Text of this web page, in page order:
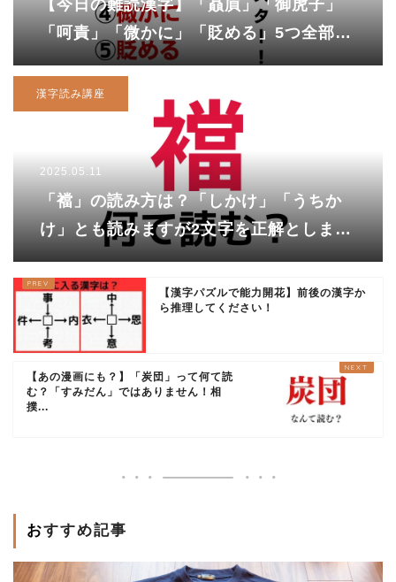
【今日の難読漢字】「贔屓」「御虎子」
「呵責」「微かに」「貶める」5つ全部読
めますか？
漢字読み講座
2025.05.11
「襠」の読み方は？「しかけ」「うちか
け」とも読みますが2文字を正解としま
す！
【漢字パズルで能力開花】前後の漢字か
ら推理してください！
【あの漫画にも？】「炭団」って何て読
む？「すみだん」ではありません！相
撲...
おすすめ記事